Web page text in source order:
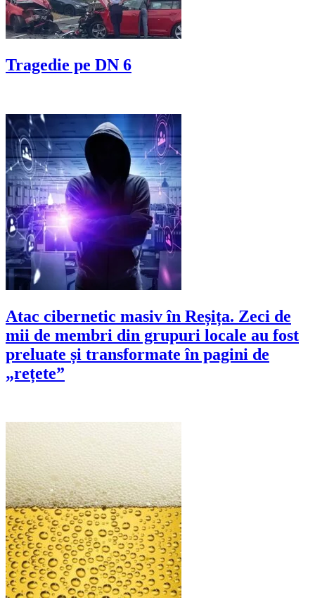
Tragedie pe DN 6
Atac cibernetic masiv în Reșița. Zeci de
mii de membri din grupuri locale au fost
preluate și transformate în pagini de
„rețete”